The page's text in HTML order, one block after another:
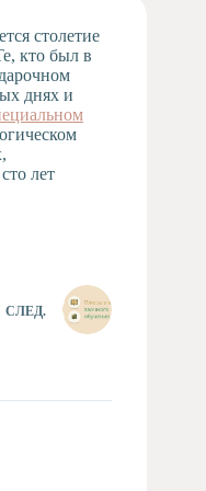
столетие
кто был в
днях и
лет
СЛЕД.